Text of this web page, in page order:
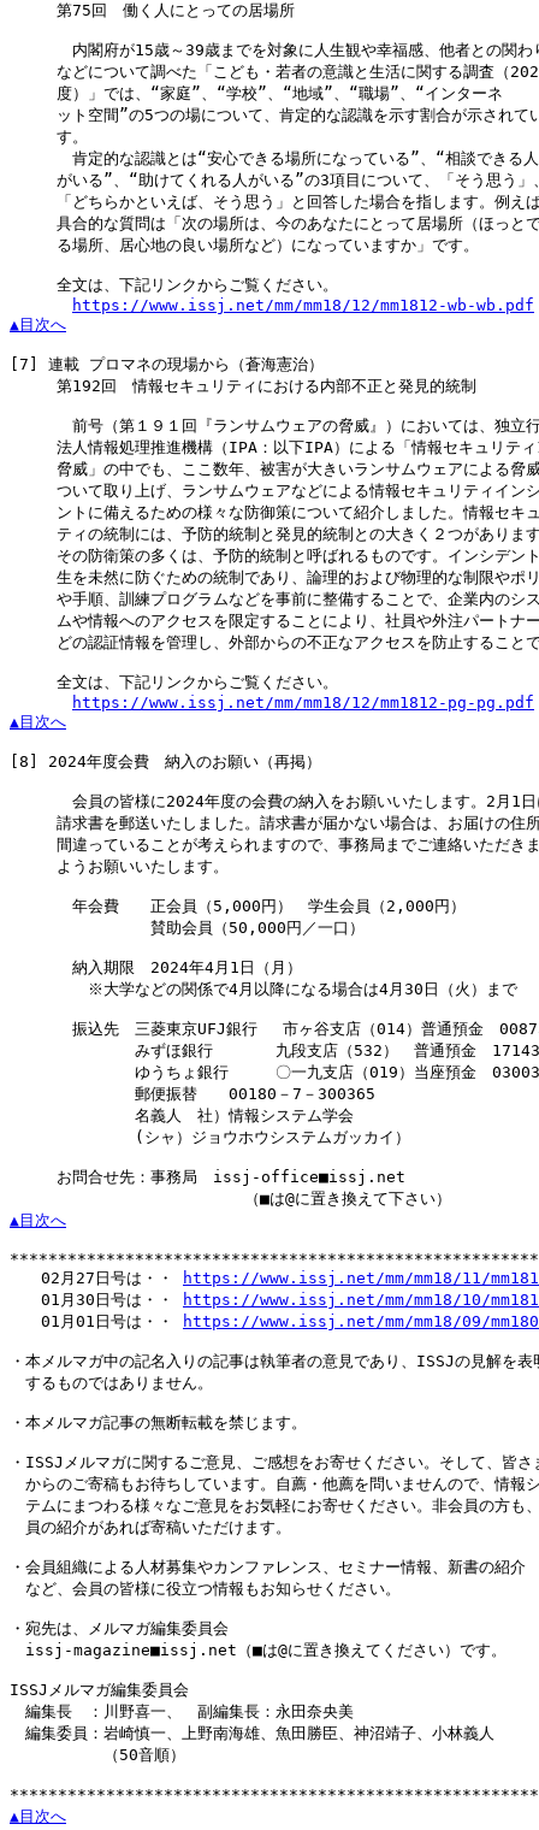
第75回　働く人にとっての居場所
内閣府が15歳～39歳までを対象に人生観や幸福感、他者との関わ
などについて調べた「こども・若者の意識と生活に関する調査（
度）」では、“家庭”、“学校”、“地域”、“職場”、“インターネ
ット空間”の5つの場について、肯定的な認識を示す割合が示されて
す。
肯定的な認識とは“安心できる場所になっている”、“相談できる人
がいる”、“助けてくれる人がいる”の3項目について、「そう思う」
「どちらかといえば、そう思う」と回答した場合を指します。例え
具合的な質問は「次の場所は、今のあなたにとって居場所（ほっと
る場所、居心地の良い場所など）になっていますか」です。
全文は、下記リンクからご覧ください。
https://www.issj.net/mm/mm18/12/mm1812-wb-wb.pdf
▲目次へ
[7]
連載 プロマネの現場から（蒼海憲治）
第192回　情報セキュリティにおける内部不正と発見的統制
前号（第１９１回『ランサムウェアの脅威』）においては、独立
法人情報処理推進機構（IPA：以下IPA）による「情報セキュリティ
脅威」の中でも、ここ数年、被害が大きいランサムウェアによる脅
ついて取り上げ、ランサムウェアなどによる情報セキュリティイン
ントに備えるための様々な防御策について紹介しました。情報セキ
ティの統制には、予防的統制と発見的統制との大きく２つがありま
その防衛策の多くは、予防的統制と呼ばれるものです。インシデン
生を未然に防ぐための統制であり、論理的および物理的な制限やポ
や手順、訓練プログラムなどを事前に整備することで、企業内のシ
ムや情報へのアクセスを限定することにより、社員や外注パートナ
どの認証情報を管理し、外部からの不正なアクセスを防止すること
全文は、下記リンクからご覧ください。
https://www.issj.net/mm/mm18/12/mm1812-pg-pg.pdf
▲目次へ
[8] 2024年度会費　納入のお願い（再掲）
会員の皆様に2024年度の会費の納入をお願いいたします。2月1日
請求書を郵送いたしました。請求書が届かない場合は、お届けの住
間違っていることが考えられますので、事務局までご連絡いただき
ようお願いいたします。
年会費　　正会員（5,000円）　学生会員（2,000円）
賛助会員（50,000円／一口）
納入期限　2024年4月1日（月）
※大学などの関係で4月以降になる場合は4月30日（火）まで
振込先　三菱東京UFJ銀行 　市ヶ谷支店（014）普通預金　
みずほ銀行　　　　九段支店（532）　普通預金　
ゆうちょ銀行　　　〇一九支店（019）当座預金　
郵便振替　　00180－7－300365
名義人　社）情報システム学会
(シャ）ジョウホウシステムガッカイ）
お問合せ先：事務局　issj-office■issj.net
▲目次へ
02月27日号は・・
https://www.issj.net/mm/mm18/11/
01月30日号は・・
https://www.issj.net/mm/mm18/10/
01月01日号は・・
https://www.issj.net/mm/mm18/09/
・本メルマガ中の記名入りの記事は執筆者の意見であり、ISSJの見解を表
するものではありません。
・本メルマガ記事の無断転載を禁じます。
・ISSJメルマガに関するご意見、ご感想をお寄せください。そして、皆さ
からのご寄稿もお待ちしています。自薦・他薦を問いませんので、情報
テムにまつわる様々なご意見をお気軽にお寄せください。非会員の方も
員の紹介があれば寄稿いただけます。
・会員組織による人材募集やカンファレンス、セミナー情報、新書の紹介
など、会員の皆様に役立つ情報もお知らせください。
・宛先は、メルマガ編集委員会
issj-magazine■issj.net（■は@に置き換えてください）です。
ISSJメルマガ編集委員会
編集長　：川野喜一、　副編集長：永田奈央美
編集委員：岩崎慎一、上野南海雄、魚田勝臣、神沼靖子、小林義人
（50音順）
▲目次へ